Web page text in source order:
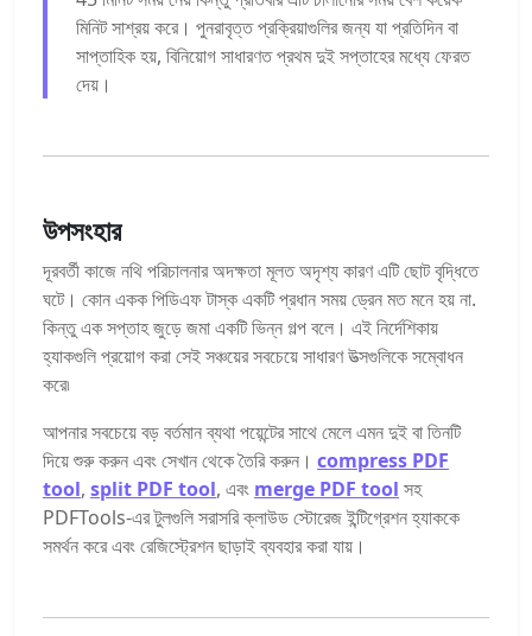
মিনিট সাশ্রয় করে। পুনরাবৃত্ত প্রক্রিয়াগুলির জন্য যা প্রতিদিন বা
সাপ্তাহিক হয়, বিনিয়োগ সাধারণত প্রথম দুই সপ্তাহের মধ্যে ফেরত
দেয়।
উপসংহার
দূরবর্তী কাজে নথি পরিচালনার অদক্ষতা মূলত অদৃশ্য কারণ এটি ছোট বৃদ্ধিতে
ঘটে। কোন একক পিডিএফ টাস্ক একটি প্রধান সময় ড্রেন মত ​​মনে হয় না.
কিন্তু এক সপ্তাহ জুড়ে জমা একটি ভিন্ন গল্প বলে। এই নির্দেশিকায়
হ্যাকগুলি প্রয়োগ করা সেই সঞ্চয়ের সবচেয়ে সাধারণ উত্সগুলিকে সম্বোধন
করে৷
আপনার সবচেয়ে বড় বর্তমান ব্যথা পয়েন্টের সাথে মেলে এমন দুই বা তিনটি
দিয়ে শুরু করুন এবং সেখান থেকে তৈরি করুন। compress PDF
tool, split PDF tool, এবং merge PDF tool সহ
PDFTools-এর টুলগুলি সরাসরি ক্লাউড স্টোরেজ ইন্টিগ্রেশন হ্যাককে
সমর্থন করে এবং রেজিস্ট্রেশন ছাড়াই ব্যবহার করা যায়।